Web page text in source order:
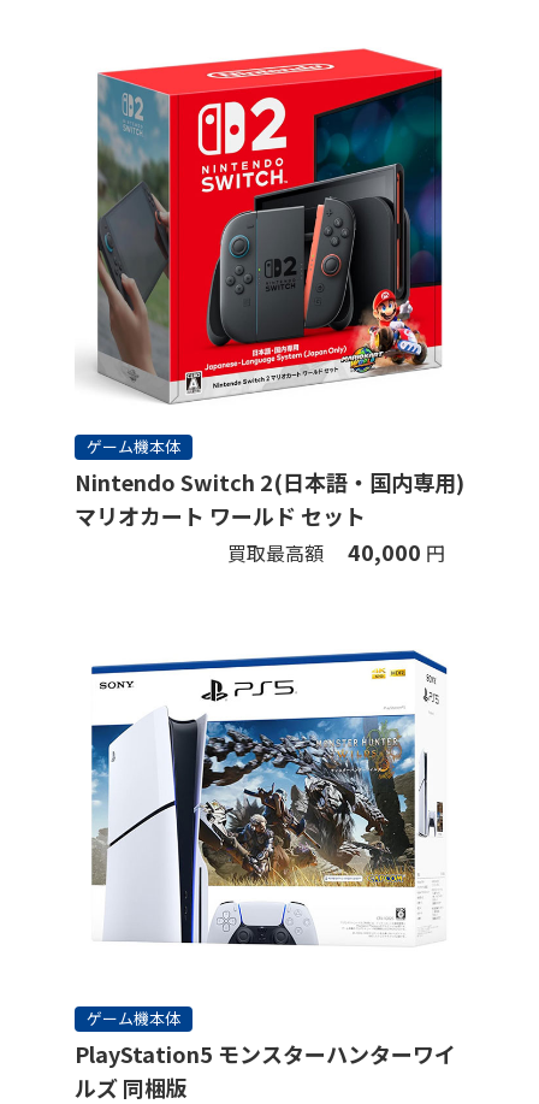
ゲーム機本体
Nintendo Switch 2(日本語・国内専用)
マリオカート ワールド セット
買取最高額 40,000 円
ゲーム機本体
PlayStation5 モンスターハンターワイ
ルズ 同梱版